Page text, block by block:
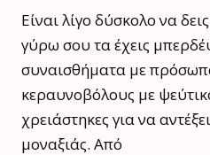
Είναι λίγο δύσκολο να
γύρω σου τα έχεις
συναισθήματα με
κεραυνοβόλους με
χρειάστηκες για να
μοναξιάς. Από